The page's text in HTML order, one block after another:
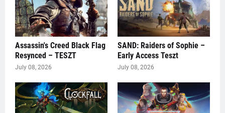
Assassin's Creed Black Flag
Resynced – TESZT
July 08, 2026
SAND: Raiders of Sophie –
Early Access Teszt
July 08, 2026